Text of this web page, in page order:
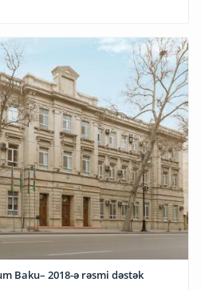
Baku– 2018-ə rəsmi dəstək